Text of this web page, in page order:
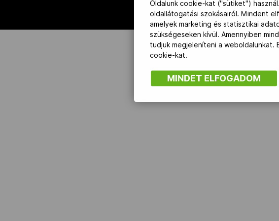
Társszervezetek
Oldalunk cookie-kat ("sütiket")
oldallátogatási szokásairól. Mindent
amelyek marketing és statisztikai
szükségeseken kívül. Amennyiben
tudjuk megjeleníteni a
cookie-kat.
MINDET ELFOGADOM